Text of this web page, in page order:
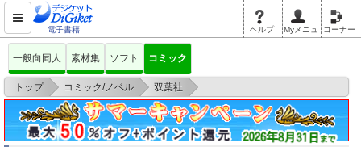
電子書籍 ヘルプ Myメニュ コーナー
一般向同人 素材集 ソフト コミック
トップ > コミック/ノベル > 双葉社
>
剣聖の幼馴染がパワハラで俺につらく当たるので、絶縁して辺境で魔剣士と
して出直すこ